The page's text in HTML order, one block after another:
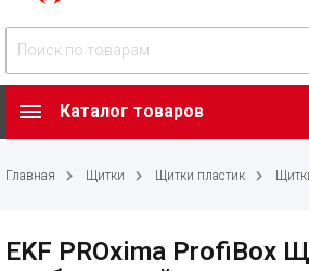
Каталог товаров
Главная Щитки Щитки пластик
EKF PROxima ProfiBox